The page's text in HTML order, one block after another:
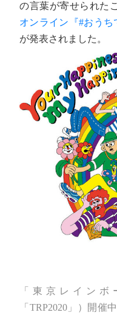
の言葉が寄せられた
オンライン『#おうち
が発表されました。
「東京レインボ
「TRP2020」）開催